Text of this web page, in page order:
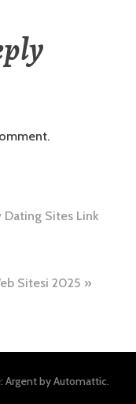
Dating Sites Link
Sitesi 2025
Argent byAutomattic.